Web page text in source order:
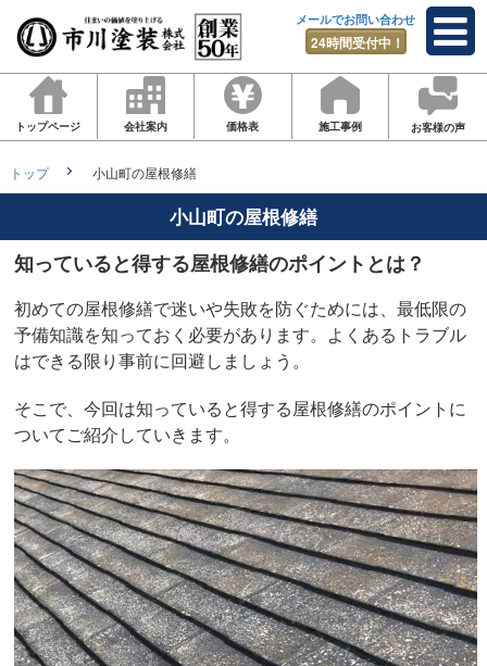
メールでお問い合わせ
24時間受付中！
トップページ 会社案内 価格表 施工事例 お客様の声
トップ 小山町の屋根修繕
小山町の屋根修繕
知っていると得する屋根修繕のポイントとは？
初めての屋根修繕で迷いや失敗を防ぐためには、最低限の
予備知識を知っておく必要があります。よくあるトラブル
はできる限り事前に回避しましょう。
そこで、今回は知っていると得する屋根修繕のポイントに
ついてご紹介していきます。